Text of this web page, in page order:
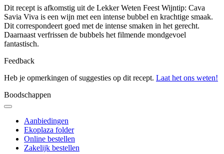
Dit recept is afkomstig uit de Lekker Weten Feest Wijntip: Cava
Savia Viva is een wijn met een intense bubbel en krachtige smaak.
Dit correspondeert goed met de intense smaken in het gerecht.
Daarnaast verfrissen de bubbels het filmende mondgevoel
fantastisch.
Feedback
Heb je opmerkingen of suggesties op dit recept. Laat het ons weten!
Boodschappen
Aanbiedingen
Ekoplaza folder
Online bestellen
Zakelijk bestellen